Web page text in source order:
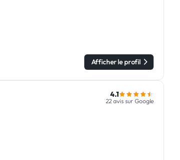
Afficher le profil
4.1
22 avis sur Google